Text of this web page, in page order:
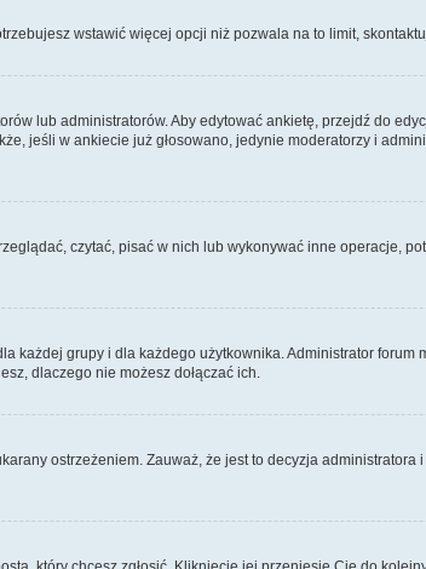
wstawić więcej opcji niż pozwala na to limit,
lub administratorów. Aby edytować ankietę, przejdź do
jeśli w ankiecie już głosowano, jedynie moderatorzy i
czytać, pisać w nich lub wykonywać inne operacje,
każdej grupy i dla każdego użytkownika. Administrator
dlaczego nie możesz dołączać ich.
ostrzeżeniem. Zauważ, że jest to decyzja